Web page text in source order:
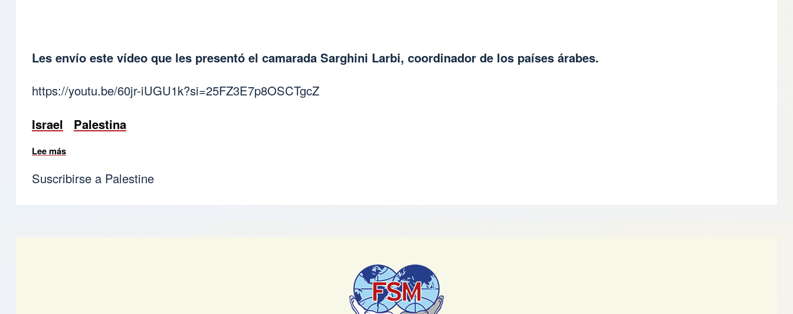
Les envío este vídeo que les presentó el camarada Sarghini Larbi, coordinador de los países árabes.
https://youtu.be/60jr-iUGU1k?si=25FZ3E7p8OSCTgcZ
Israel
Palestina
Lee más
Suscribirse a Palestine